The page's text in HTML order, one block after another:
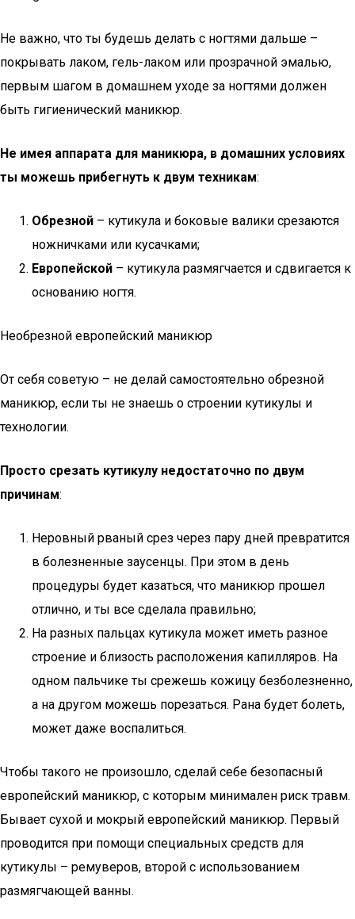
Не важно, что ты будешь делать с ногтями дальше –
покрывать лаком, гель-лаком или прозрачной эмалью,
первым шагом в домашнем уходе за ногтями должен
быть гигиенический маникюр.
Не имея аппарата для маникюра, в домашних условиях
ты можешь прибегнуть к двум техникам:
Обрезной – кутикула и боковые валики срезаются
ножничками или кусачками;
Европейской – кутикула размягчается и сдвигается к
основанию ногтя.
Необрезной европейский маникюр
От себя советую – не делай самостоятельно обрезной
маникюр, если ты не знаешь о строении кутикулы и
технологии.
Просто срезать кутикулу недостаточно по двум
причинам:
Неровный рваный срез через пару дней превратится
в болезненные заусенцы. При этом в день
процедуры будет казаться, что маникюр прошел
отлично, и ты все сделала правильно;
На разных пальцах кутикула может иметь разное
строение и близость расположения капилляров. На
одном пальчике ты срежешь кожицу безболезненно,
а на другом можешь порезаться. Рана будет болеть,
может даже воспалиться.
Чтобы такого не произошло, сделай себе безопасный
европейский маникюр, с которым минимален риск травм.
Бывает сухой и мокрый европейский маникюр. Первый
проводится при помощи специальных средств для
кутикулы – ремуверов, второй с использованием
размягчающей ванны.